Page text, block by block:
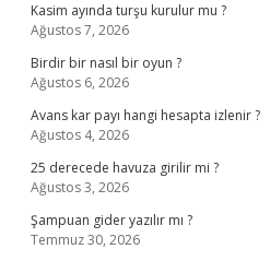
Kasim ayında turşu kurulur mu ?
Ağustos 7, 2026
Birdir bir nasıl bir oyun ?
Ağustos 6, 2026
Avans kar payı hangi hesapta izlenir ?
Ağustos 4, 2026
25 derecede havuza girilir mi ?
Ağustos 3, 2026
Şampuan gider yazılır mı ?
Temmuz 30, 2026